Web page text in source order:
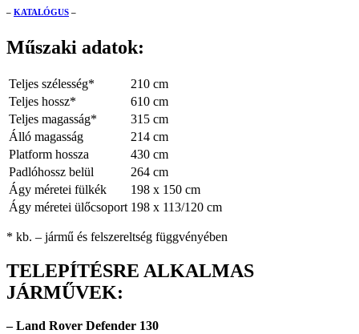
– KATALÓGUS –
Műszaki adatok:
Teljes szélesség*
210 cm
Teljes hossz*
610 cm
Teljes magasság*
315 cm
Álló magasság
214 cm
Platform hossza
430 cm
Padlóhossz belül
264 cm
Ágy méretei fülkék
198 x 150 cm
Ágy méretei ülőcsoport 198 x 113/120 cm
* kb. – jármű és felszereltség függvényében
TELEPÍTÉSRE ALKALMAS
JÁRMŰVEK:
– Land Rover Defender 130